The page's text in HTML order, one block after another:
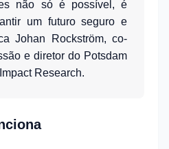
não só é possível, é
um futuro seguro e
Johan Rockström, co-
e diretor do Potsdam
Research.